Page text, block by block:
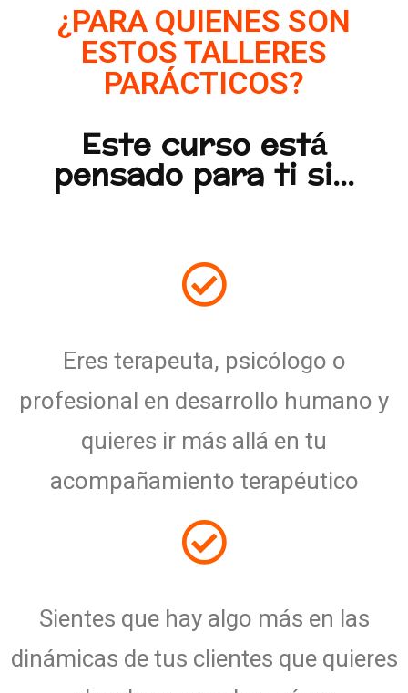
¿PARA QUIENES SON
ESTOS TALLERES
PARÁCTICOS?
Este curso está
pensado para ti si...
Eres terapeuta, psicólogo o
profesional en desarrollo humano y
quieres ir más allá en tu
acompañamiento terapéutico
Sientes que hay algo más en las
dinámicas de tus clientes que quieres